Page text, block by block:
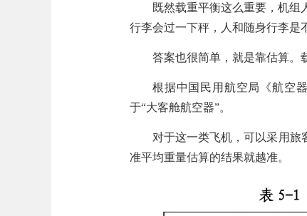
既然载重平衡这么重要，机组
行李会过一下秤，人和随身行李是
答案也很简单，就是靠估算。
根据中国民用航空局《航空
于“大客舱航空器”。
对于这一类飞机，可以采用旅
准平均重量估算的结果就越准。